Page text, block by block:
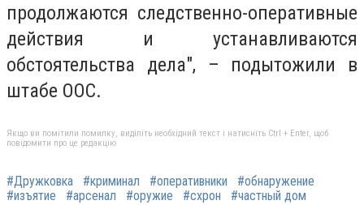
продолжаются следственно-оперативные
действия и устанавливаются
обстоятельства дела", – подытожили в
штабе ООС.
Якщо ви помітили помилку, виділіть необхідний текст і натисніть Ctrl + Enter, щоб
повідомити про це редакцію
#Дружковка #криминал #оперативники
#обнаружение
#изъятие
#арсенал #оружие #схрон #частный дом